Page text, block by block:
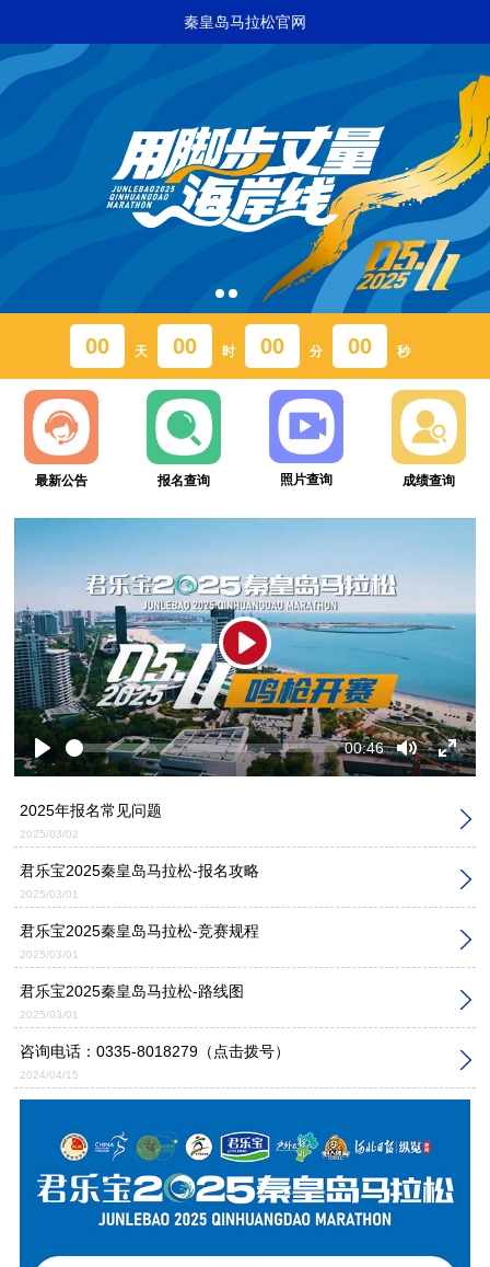
秦皇岛马拉松官网
00 天 00 时 00 分 00 秒
最新公告 报名查询 照片查询 成绩查询
Play
Play
Seek
Current
time
00:46
Toggle
2025年报名常见问题
2025/03/02
君乐宝2025秦皇岛马拉松-报名攻略
2025/03/01
君乐宝2025秦皇岛马拉松-竞赛规程
2025/03/01
君乐宝2025秦皇岛马拉松-路线图
2025/03/01
咨询电话： 0335-8018279（点击拨号）
2024/04/15